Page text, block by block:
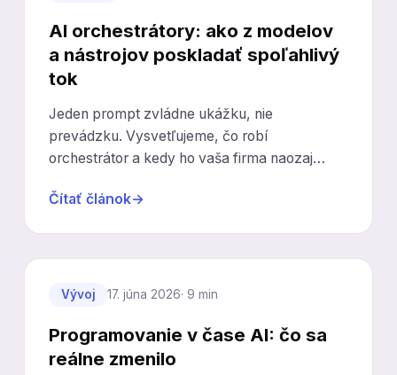
AI orchestrátory: ako z modelov
a nástrojov poskladať spoľahlivý
tok
Jeden prompt zvládne ukážku, nie
prevádzku. Vysvetľujeme, čo robí
orchestrátor a kedy ho vaša firma naozaj
Čítať článok→
Vývoj 17. júna 2026· 9 min
Programovanie v čase AI: čo sa
reálne zmenilo